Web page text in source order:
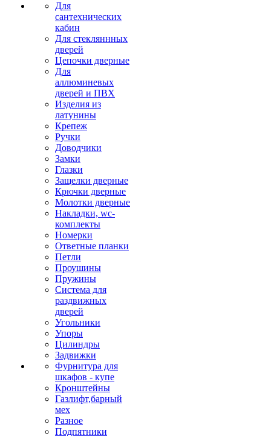
Для
сантехнических
кабин
Для стекляннных
дверей
Цепочки дверные
Для
аллюминевых
дверей и ПВХ
Изделия из
латунины
Крепеж
Ручки
Доводчики
Замки
Глазки
Защелки дверные
Крючки дверные
Молотки дверные
Накладки, wc-
комплекты
Номерки
Ответные планки
Петли
Проушины
Пружины
Система для
раздвижных
дверей
Угольники
Упоры
Цилиндры
Задвижки
Фурнитура для
шкафов - купе
Кронштейны
Газлифт,барный
мех
Разное
Подпятники